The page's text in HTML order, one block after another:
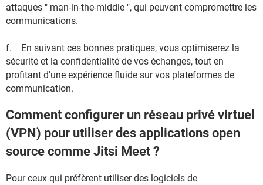
attaques " man-in-the-middle ", qui peuvent compromettre les
communications.
f. En suivant ces bonnes pratiques, vous optimiserez la
sécurité et la confidentialité de vos échanges, tout en
profitant d'une expérience fluide sur vos plateformes de
communication.
Comment configurer un réseau privé virtuel
(VPN) pour utiliser des applications open
source comme Jitsi Meet ?
Pour ceux qui préfèrent utiliser des logiciels de